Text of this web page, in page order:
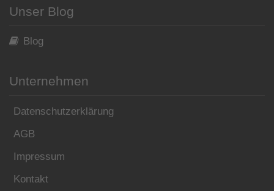
Unser Blog
Blog
Unternehmen
Datenschutzerklärung
AGB
Impressum
Kontakt